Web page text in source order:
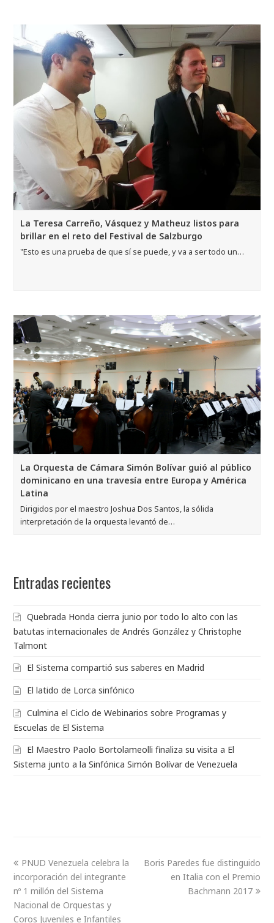
La Teresa Carreño, Vásquez y Matheuz listos para
brillar en el reto del Festival de Salzburgo
"Esto es una prueba de que sí se puede, y va a ser todo un…
La Orquesta de Cámara Simón Bolívar guió al público
dominicano en una travesía entre Europa y América
Latina
Dirigidos por el maestro Joshua Dos Santos, la sólida
interpretación de la orquesta levantó de…
Entradas recientes
Quebrada Honda cierra junio por todo lo alto con las
batutas internacionales de Andrés González y Christophe
Talmont
El Sistema compartió sus saberes en Madrid
El latido de Lorca sinfónico
Culmina el Ciclo de Webinarios sobre Programas y
Escuelas de El Sistema
El Maestro Paolo Bortolameolli finaliza su visita a El
Sistema junto a la Sinfónica Simón Bolívar de Venezuela
PNUD Venezuela celebra la
incorporación del integrante
nº 1 millón del Sistema
Nacional de Orquestas y
Coros Juveniles e Infantiles
Boris Paredes fue distinguido
en Italia con el Premio
Bachmann 2017